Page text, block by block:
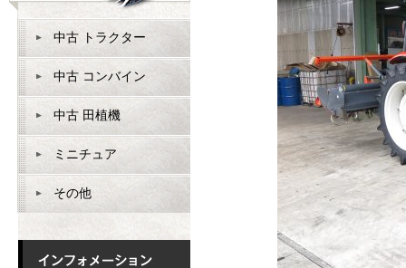
中古 トラクター
中古 コンバイン
中古 田植機
ミニチュア
その他